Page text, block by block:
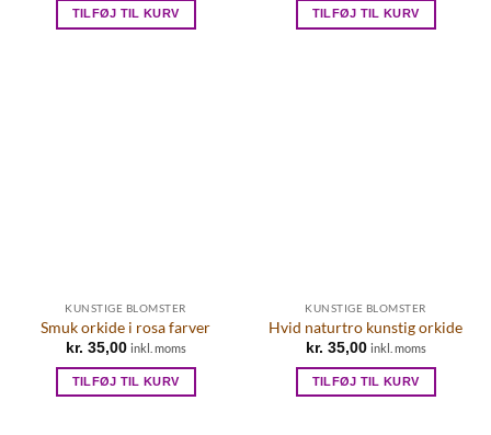
TILFØJ TIL KURV TILFØJ TIL KURV
KUNSTIGE BLOMSTER
Smuk orkide i rosa farver
kr. 35,00 inkl. moms
TILFØJ TIL KURV
KUNSTIGE BLOMSTER
Hvid naturtro kunstig orkide
kr. 35,00 inkl. moms
TILFØJ TIL KURV